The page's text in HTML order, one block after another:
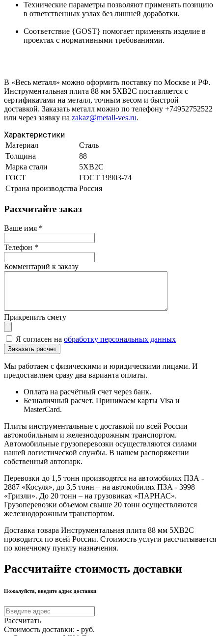
Технические параметры позволяют применять позицию
в ответственных узлах без лишней доработки.
Соответствие {GOST} помогает применять изделие в
проектах с нормативными требованиями.
В «Весь металл» можно оформить поставку по Москве и РФ.
Инструментальная плита 88 мм 5ХВ2С поставляется с
сертификатами на металл, точным весом и быстрой
доставкой. Заказать металл можно по телефону +74952752522
или через заявку на zakaz@metall-ves.ru.
Характеристики
Материал
Сталь
Толщина
88
Марка стали
5ХВ2С
ГОСТ
ГОСТ 19903-74
Страна производства Россия
Рассчитайте заказ
Ваше имя *
Телефон *
Комментарий к заказу
Прикрепить смету
Я согласен на обработку персональных данных
Мы работаем с физическими и юридическими лицами. И
предоставляем сразу два варианта оплаты.
Оплата на расчётный счет через банк.
Безналичный расчет. Принимаем карты Visa и
MasterCard.
Плиты инструментальные с доставкой по всей России
автомобильным и железнодорожным транспортом.
Автомобильные грузоперевозки осуществляются силами
нашей логистической службы. В нашем распоряжении
собственный автопарк.
Перевозки до 1,5 тонн производятся на автомобилях ПЗА -
2887 «Косуля», до 3,5 тонн – на автомобилях ПЗА - 3998
«Гризли». До 20 тонн – на грузовиках «ПАРНАС».
Грузоперевозки объемом свыше 20 тонн осуществляются
железнодорожным транспортом.
Доставка товара Инструментальная плита 88 мм 5ХВ2С
проводится по всей России. Стоимость услуги рассчитывается
по конечному пункту назначения.
Рассчитайте стоимость доставки
Пожалуйста, введите адрес доставки
Рассчитать
Стоимость доставки: - руб.